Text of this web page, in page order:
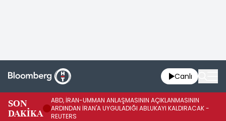
Canlı
SON
DAKİKA
ABD, İRAN-UMMAN ANLAŞMASININ AÇIKLANMASININ
ARDINDAN İRAN'A UYGULADIĞI ABLUKAYI KALDIRACAK -
REUTERS